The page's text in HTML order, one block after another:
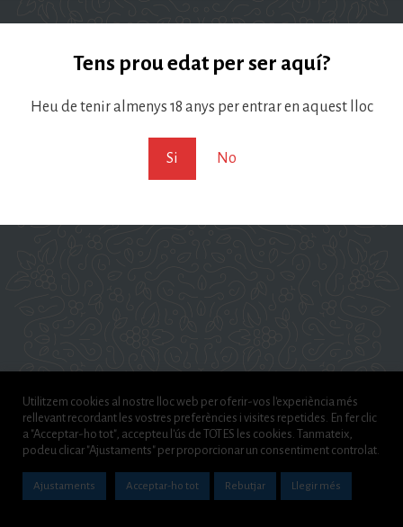
Tens prou edat per ser aquí?
Heu de tenir almenys 18 anys per entrar en aquest lloc
Si No
Utilitzem cookies al nostre lloc web per oferir-vos l'experiència més
rellevant recordant les vostres preferències i visites repetides. En fer clic
a "Acceptar-ho tot", accepteu l'ús de TOTES les cookies. Tanmateix,
podeu clicar "Ajustaments" per proporcionar un consentiment controlat.
Ajustaments Acceptar-ho tot Rebutjar Llegir més